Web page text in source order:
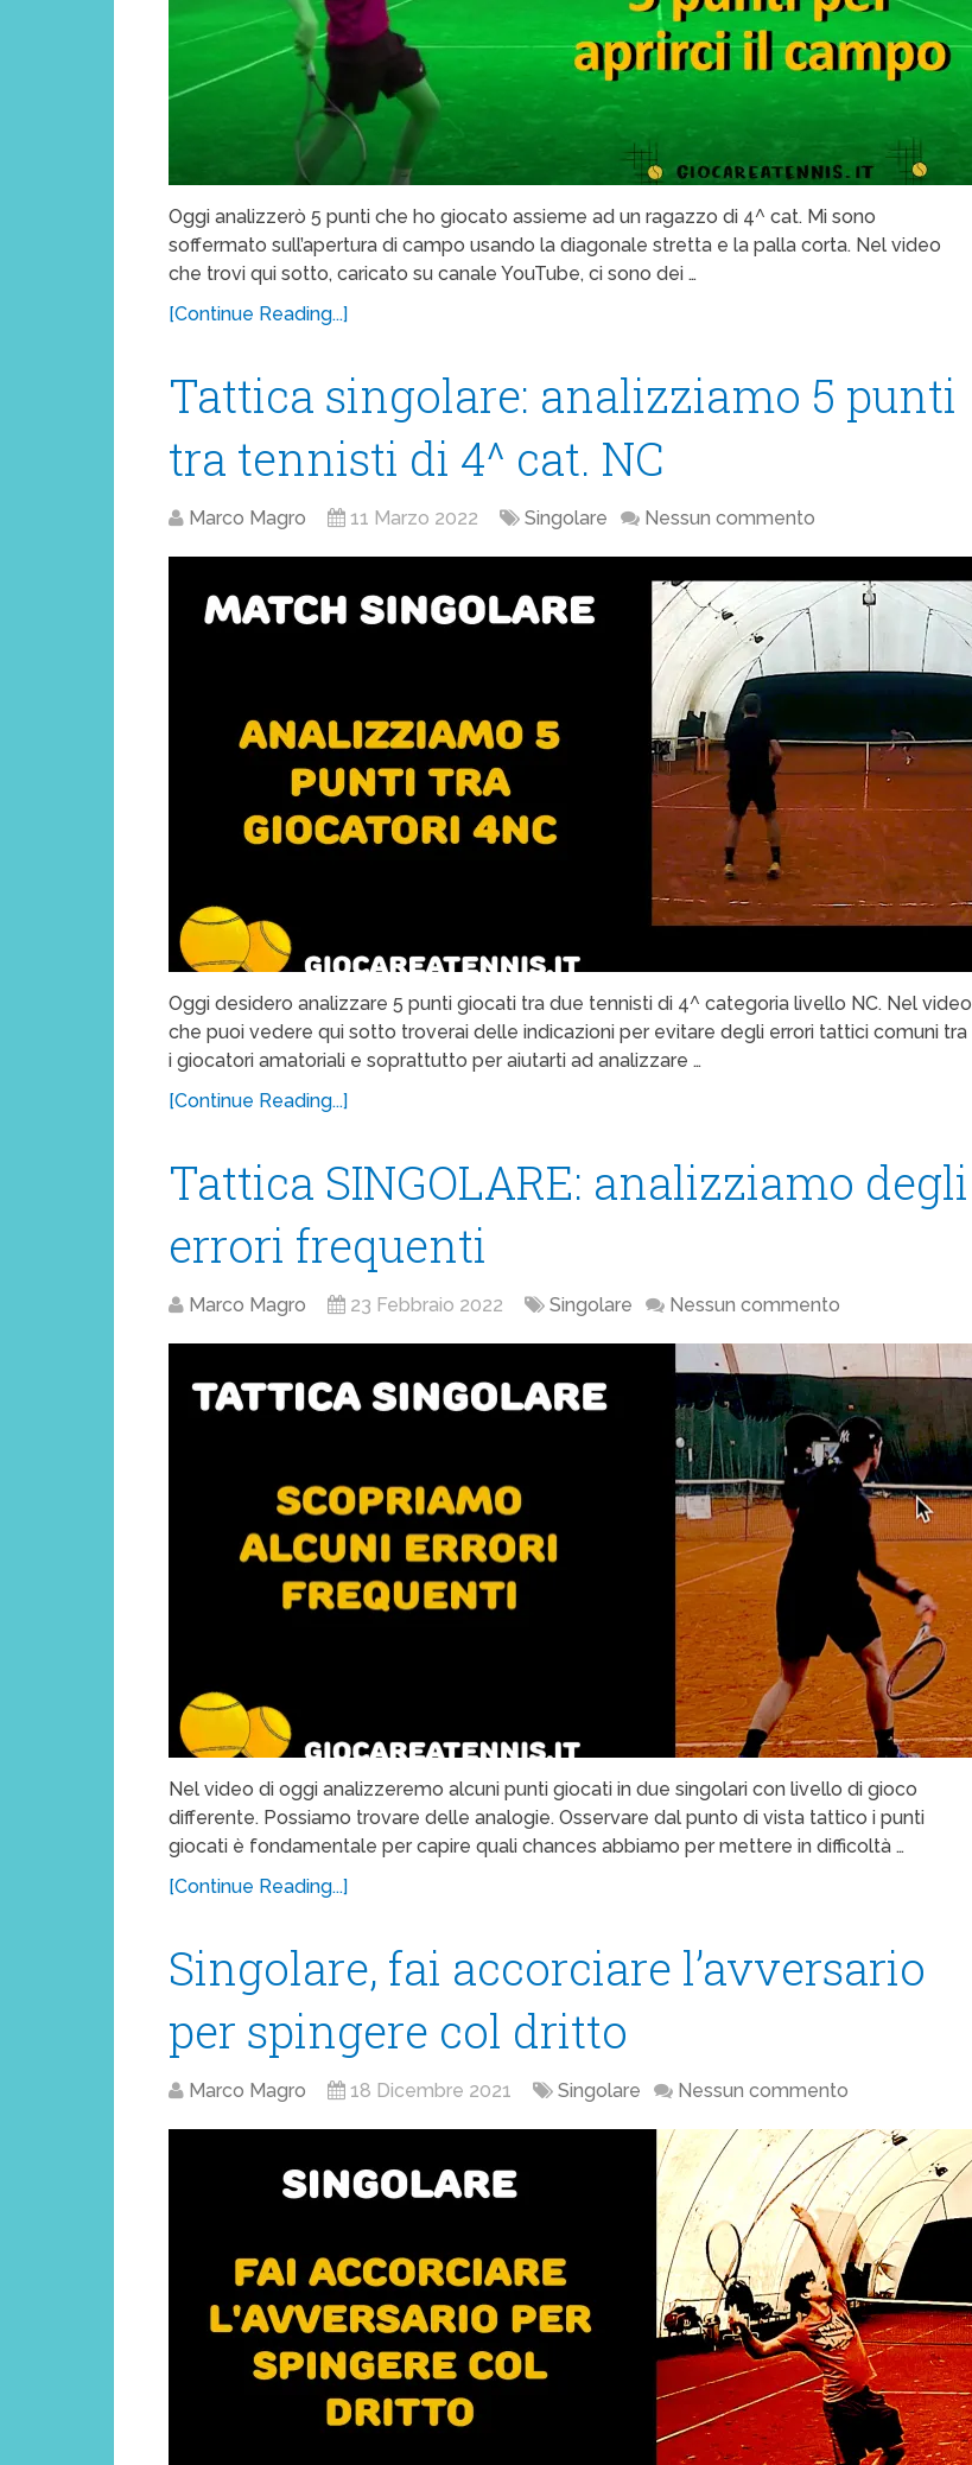
Oggi analizzerò 5 punti che ho giocato assieme ad un ragazzo di 4^ cat. Mi sono
soffermato sull’apertura di campo usando la diagonale stretta e la palla corta. Nel video
che trovi qui sotto, caricato su canale YouTube, ci sono dei …
[Continue Reading...]
Tattica singolare: analizziamo 5 punti
tra tennisti di 4^ cat. NC
Marco Magro 11 Marzo 2022 Singolare Nessun commento
Oggi desidero analizzare 5 punti giocati tra due tennisti di 4^ categoria livello NC. Nel video
che puoi vedere qui sotto troverai delle indicazioni per evitare degli errori tattici comuni tra
i giocatori amatoriali e soprattutto per aiutarti ad analizzare …
[Continue Reading...]
Tattica SINGOLARE: analizziamo degli
errori frequenti
Marco Magro 23 Febbraio 2022 Singolare Nessun commento
Nel video di oggi analizzeremo alcuni punti giocati in due singolari con livello di gioco
differente. Possiamo trovare delle analogie. Osservare dal punto di vista tattico i punti
giocati è fondamentale per capire quali chances abbiamo per mettere in difficoltà …
[Continue Reading...]
Singolare, fai accorciare l’avversario
per spingere col dritto
Marco Magro 18 Dicembre 2021 Singolare Nessun commento